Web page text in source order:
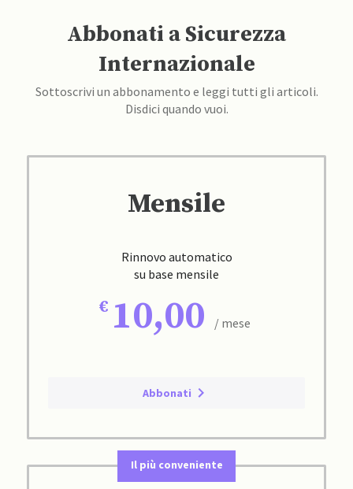
Abbonati a Sicurezza
Internazionale
Sottoscrivi un abbonamento e leggi tutti gli articoli.
Disdici quando vuoi.
Mensile
Rinnovo automatico
su base mensile
10,00 / mese
Abbonati
Il più conveniente